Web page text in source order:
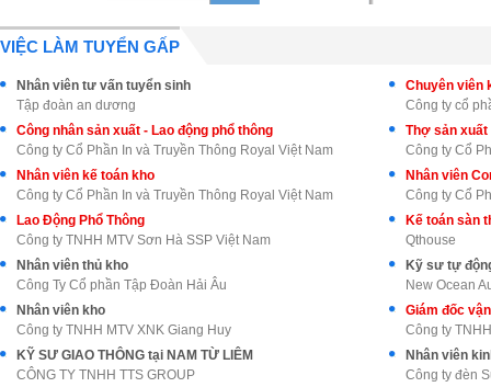
VIỆC LÀM TUYỂN GẤP
Nhân viên tư vấn tuyển sinh
Tập đoàn an dương
Công ty cổ
Công nhân sản xuất - Lao động phổ thông
Công ty Cổ Phần In và Truyền Thông Royal Việt Nam
Thợ sản xuất
Công ty Cổ
Nhân viên kế toán kho
Công ty Cổ Phần In và Truyền Thông Royal Việt Nam
Nhân viên
Công ty Cổ
Lao Động Phổ Thông
Công ty TNHH MTV Sơn Hà SSP Việt Nam
Kế toán sàn
Qthouse
Nhân viên thủ kho
Công Ty Cổ phần Tập Đoàn Hải Âu
Kỹ sư tự
New Ocean
Nhân viên kho
Công ty TNHH MTV XNK Giang Huy
Giám đốc
Công ty
KỸ SƯ GIAO THÔNG tại NAM TỪ LIÊM
CÔNG TY TNHH TTS GROUP
Nhân viên
Công ty đèn